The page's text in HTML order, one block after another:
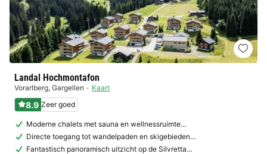
Landal Hochmontafon
Vorarlberg, Gargellen Kaart
8.9 Zeer goed
Moderne chalets met sauna en wellnessruimte…
Directe toegang tot wandelpaden en skigebieden…
Fantastisch panoramisch uitzicht op de Silvretta…